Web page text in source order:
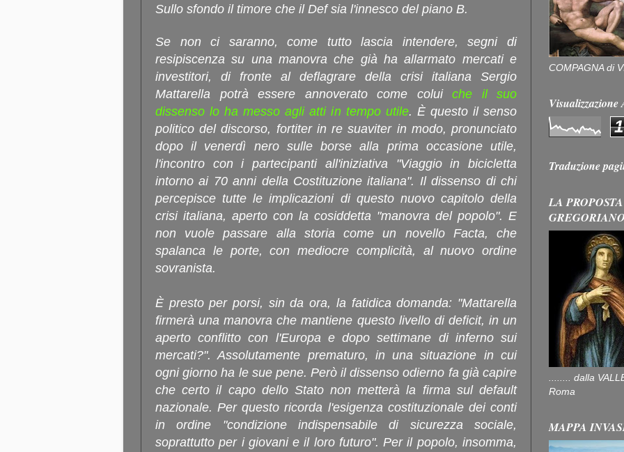
Sullo sfondo il timore che il Def sia l'innesco del piano B.
Se non ci saranno, come tutto lascia intendere, segni di
resipiscenza su una manovra che già ha allarmato mercati e
investitori, di fronte al deflagrare della crisi italiana Sergio
Mattarella potrà essere annoverato come colui che il suo
dissenso lo ha messo agli atti in tempo utile. È questo il senso
politico del discorso, fortiter in re suaviter in modo, pronunciato
dopo il venerdì nero sulle borse alla prima occasione utile,
l'incontro con i partecipanti all'iniziativa "Viaggio in bicicletta
intorno ai 70 anni della Costituzione italiana". Il dissenso di chi
percepisce tutte le implicazioni di questo nuovo capitolo della
crisi italiana, aperto con la cosiddetta "manovra del popolo". E
non vuole passare alla storia come un novello Facta, che
spalanca le porte, con mediocre complicità, al nuovo ordine
sovranista.
È presto per porsi, sin da ora, la fatidica domanda: "Mattarella
firmerà una manovra che mantiene questo livello di deficit, in un
aperto conflitto con l'Europa e dopo settimane di inferno sui
mercati?". Assolutamente prematuro, in una situazione in cui
ogni giorno ha le sue pene. Però il dissenso odierno fa già capire
che certo il capo dello Stato non metterà la firma sul default
nazionale. Per questo ricorda l'esigenza costituzionale dei conti
in ordine "condizione indispensabile di sicurezza sociale,
soprattutto per i giovani e il loro futuro". Per il popolo, insomma,
COMPAGNA di
1
Traduzione
LA
........ dalla
Roma
MAPPA